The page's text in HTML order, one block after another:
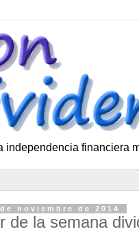
independencia financiera
noviembre de 2014
de la semana